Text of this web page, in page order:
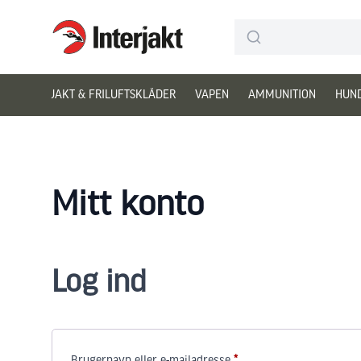
Interjakt DK
JAKT & FRILUFTSKLÄDER VAPEN AMMUNITION
Mitt konto
Log ind